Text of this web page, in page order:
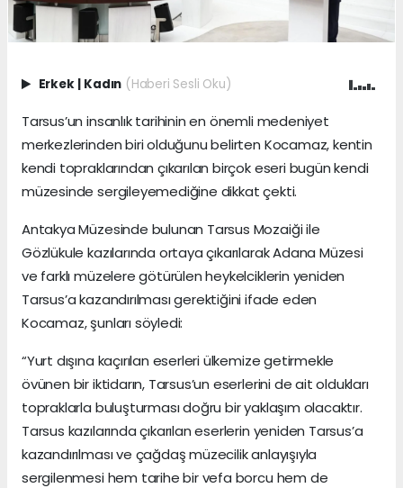
Erkek | Kadın (Haberi Sesli Oku)
Tarsus’un insanlık tarihinin en önemli medeniyet
merkezlerinden biri olduğunu belirten Kocamaz, kentin
kendi topraklarından çıkarılan birçok eseri bugün kendi
müzesinde sergileyemediğine dikkat çekti.
Antakya Müzesinde bulunan Tarsus Mozaiği ile
Gözlükule kazılarında ortaya çıkarılarak Adana Müzesi
ve farklı müzelere götürülen heykelciklerin yeniden
Tarsus’a kazandırılması gerektiğini ifade eden
Kocamaz, şunları söyledi:
“Yurt dışına kaçırılan eserleri ülkemize getirmekle
övünen bir iktidarın, Tarsus’un eserlerini de ait oldukları
topraklarla buluşturması doğru bir yaklaşım olacaktır.
Tarsus kazılarında çıkarılan eserlerin yeniden Tarsus’a
kazandırılması ve çağdaş müzecilik anlayışıyla
sergilenmesi hem tarihe bir vefa borcu hem de